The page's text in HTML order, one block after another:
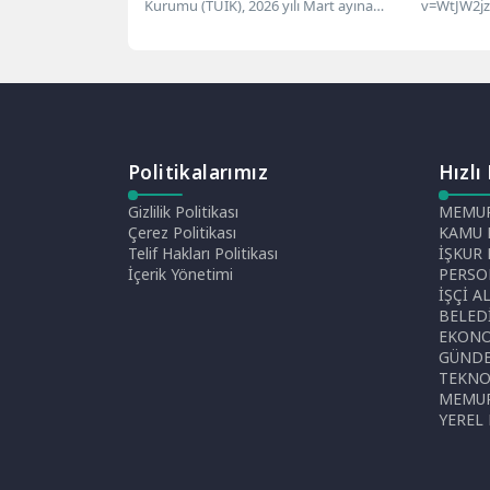
Kurumu (TÜİK), 2026 yılı Mart ayına
Politikalarımız
Gizlilik Politikası
Çerez Politikası
Telif Hakları Politikası
İçerik Yönetimi
KAMU
İŞKUR
İŞÇİ
YEREL